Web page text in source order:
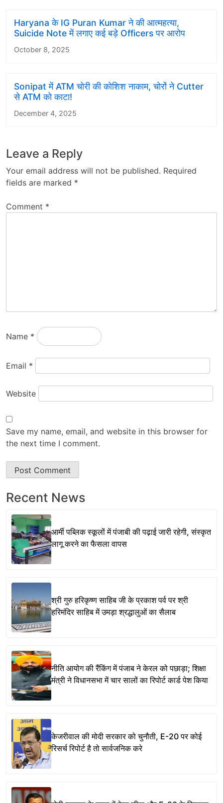
Haryana के IG Puran Kumar ने की आत्महत्या,
Suicide Note में लगाए कई बड़े Officers पर आरोप
October 8, 2025
Sonipat में ATM चोरी की कोशिश नाकाम, चोरों ने Cutter
से ATM को काटा!
December 4, 2025
Leave a Reply
Your email address will not be published. Required
fields are marked *
Comment *
Name *
Email *
Website
Save my name, email, and website in this browser for
the next time I comment.
Recent News
आर्मी पब्लिक स्कूलों में पंजाबी की पढ़ाई जारी रहेगी, संस्कृत
लागू करने का फैसला वापस
श्री गुरु हरिकृष्ण साहिब जी के प्रकाश पर्व पर श्री
हरिमंदिर साहिब में उमड़ा श्रद्धालुओं का सैलाब
नीति आयोग की रैंकिंग में पंजाब ने केरल को पछाड़ा; शिक्षा
मंत्री ने विधानसभा में चार सालों का रिपोर्ट कार्ड पेश किया
केजरीवाल की मोदी सरकार को चुनौती, E-20 पर कोई
रिसर्च रिपोर्ट है तो सार्वजनिक करे